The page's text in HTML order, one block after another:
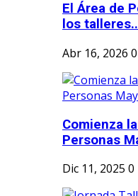
El Área de
los
Abr 16, 2026 0
Comienza
Personas
Dic 11, 2025 0